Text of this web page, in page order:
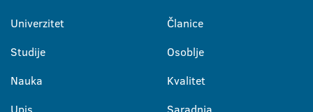
Univerzitet
Studije
Nauka
Članice
Osoblje
Kvalitet